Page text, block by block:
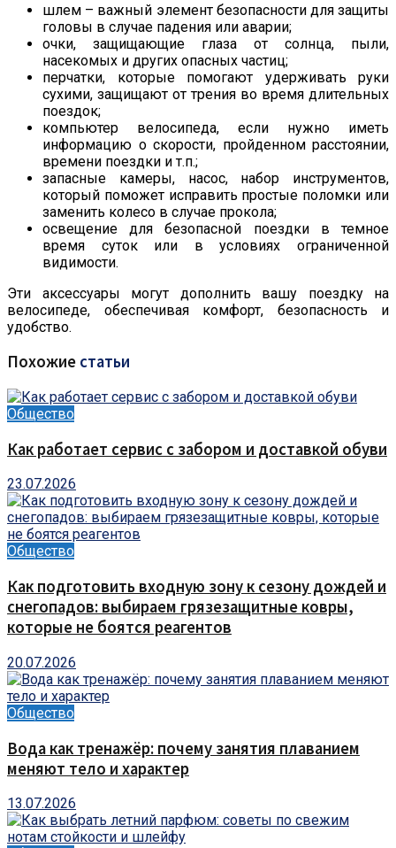
шлем – важный элемент безопасности для защиты
головы в случае падения или аварии;
очки, защищающие глаза от солнца, пыли,
насекомых и других опасных частиц;
перчатки, которые помогают удерживать руки
сухими, защищают от трения во время длительных
поездок;
компьютер велосипеда, если нужно иметь
информацию о скорости, пройденном расстоянии,
времени поездки и т.п.;
запасные камеры, насос, набор инструментов,
который поможет исправить простые поломки или
заменить колесо в случае прокола;
освещение для безопасной поездки в темное
время суток или в условиях ограниченной
видимости.
Эти аксессуары могут дополнить вашу поездку на
велосипеде, обеспечивая комфорт, безопасность и
удобство.
Похожие статьи
Общество
Как работает сервис с забором и доставкой обуви
23.07.2026
Общество
Как подготовить входную зону к сезону дождей и
снегопадов: выбираем грязезащитные ковры,
которые не боятся реагентов
20.07.2026
Общество
Вода как тренажёр: почему занятия плаванием
меняют тело и характер
13.07.2026